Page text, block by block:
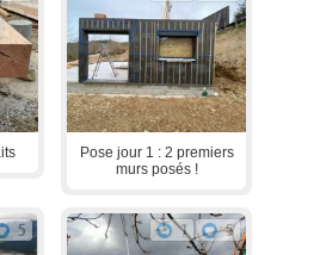
Pose jour 1 : 2 premiers
murs posés !
5 1 5